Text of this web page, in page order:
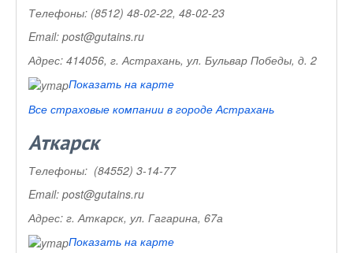
Телефоны: (8512) 48-02-22, 48-02-23
Email: post@gutains.ru
Адрес: 414056, г. Астрахань, ул. Бульвар Победы, д. 2
Показать на карте
Все страховые компании в городе Астрахань
Аткарск
Телефоны: (84552) 3-14-77
Email: post@gutains.ru
Адрес: г. Аткарск, ул. Гагарина, 67а
Показать на карте